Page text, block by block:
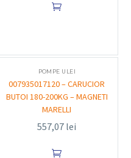

POMPE ULEI
007935017120 – CARUCIOR
BUTOI 180-200KG – MAGNETI
MARELLI
557,07 lei
